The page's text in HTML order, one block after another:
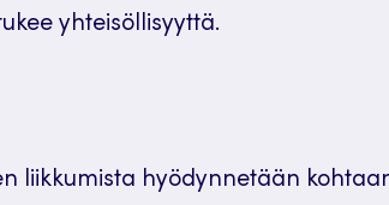
yhteisöllisyyttä.
liikkumista hyödynnetään